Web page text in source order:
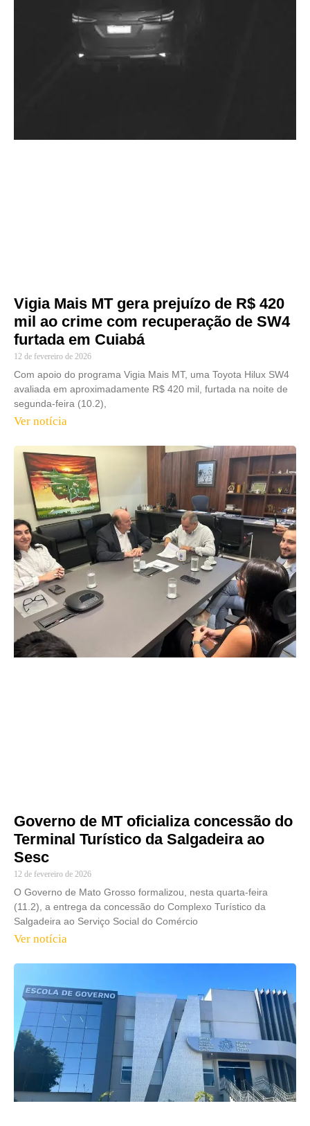
Vigia Mais MT gera prejuízo de R$ 420
mil ao crime com recuperação de SW4
furtada em Cuiabá
12 de fevereiro de 2026
Com apoio do programa Vigia Mais MT, uma Toyota Hilux SW4
avaliada em aproximadamente R$ 420 mil, furtada na noite de
segunda-feira (10.2),
Ver notícia
Governo de MT oficializa concessão do
Terminal Turístico da Salgadeira ao
Sesc
12 de fevereiro de 2026
O Governo de Mato Grosso formalizou, nesta quarta-feira
(11.2), a entrega da concessão do Complexo Turístico da
Salgadeira ao Serviço Social do Comércio
Ver notícia